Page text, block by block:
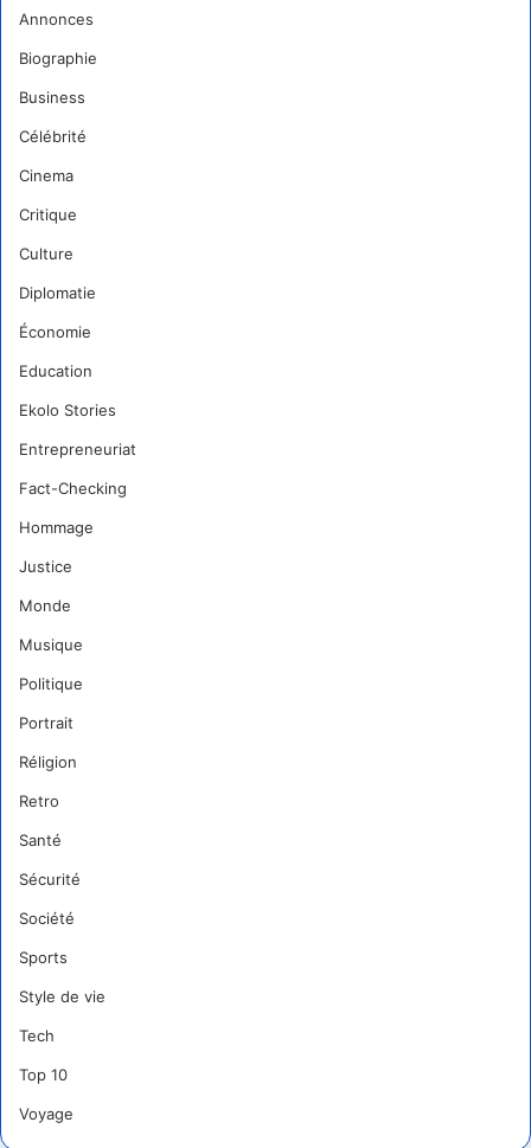
Annonces
Biographie
Business
Célébrité
Cinema
Critique
Culture
Diplomatie
Économie
Education
Ekolo Stories
Entrepreneuriat
Fact-Checking
Hommage
Justice
Monde
Musique
Politique
Portrait
Réligion
Retro
Santé
Sécurité
Société
Sports
Style de vie
Tech
Top 10
Voyage